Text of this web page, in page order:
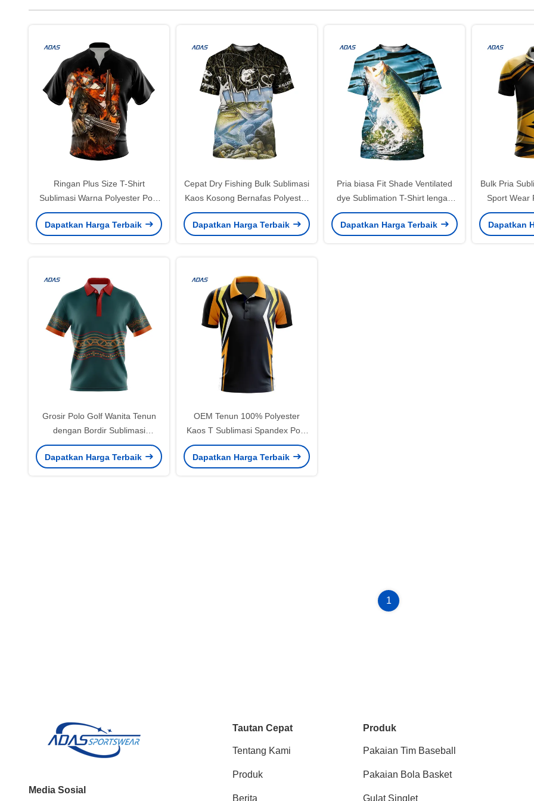
Ringan Plus Size T-Shirt
Sublimasi Warna Polyester Polo
Dengan Desain Dart
Dapatkan Harga Terbaik
Cepat Dry Fishing Bulk Sublimasi
Kaos Kosong Bernafas Polyester
Jersey 160g
Dapatkan Harga Terbaik
Pria biasa Fit Shade Ventilated
dye Sublimation T-Shirt lengan
pendek Allover Printed Custom
Dapatkan Harga Terbaik
Bulk Pria
Sport Wear
Dapatkan
Grosir Polo Golf Wanita Tenun
dengan Bordir Sublimasi
Poliester Kasual
Dapatkan Harga Terbaik
OEM Tenun 100% Polyester
Kaos T Sublimasi Spandex Polo
Untuk Pemain Golf
Dapatkan Harga Terbaik
1
Media Sosial
Tautan Cepat
Tentang Kami
Produk
Berita
Produk
Pakaian Tim Baseball
Pakaian Bola Basket
Gulat Singlet